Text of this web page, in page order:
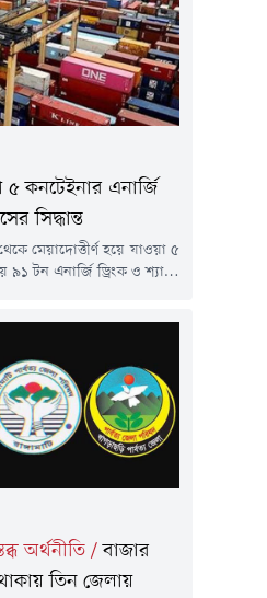
৫ কনটেইনার এনার্জি
সিদ্ধান্ত
মেয়াদোত্তীর্ণ হয়ে যাওয়া ৫
৯১ টন এনার্জি ড্রিংক ও শ্যাম্পু
হয়েছে।বৃহস্পতিবার(৬
অকশন শেডে বুলডোজারের
অর্থনীতি /বাজার
তিন জেলায়